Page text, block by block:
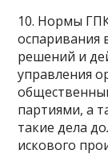
10. Нормы
оспаривания
решений и
управления
партиями, а
такие дела
искового